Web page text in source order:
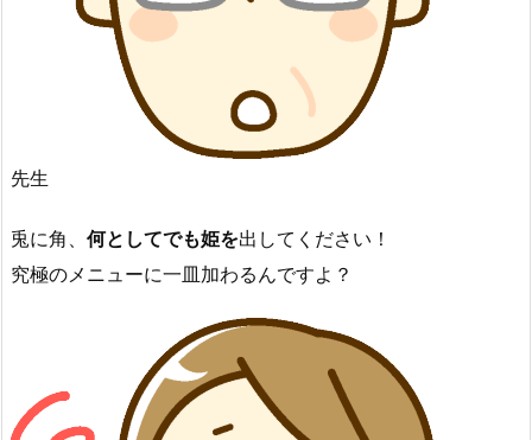
先生
兎に角、 何としてでも姫を出してください！
究極のメニューに一皿加わるんですよ？